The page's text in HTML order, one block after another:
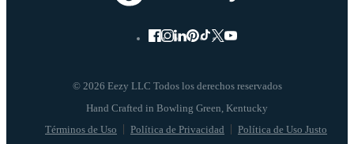
© 2026 Eezy LLC Todos los derechos reservados
Términos de Uso Política de Privacidad Política de Uso Justo